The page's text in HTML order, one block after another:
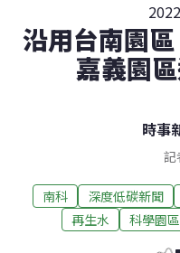
沿用台南園
嘉義園
時事
記
南科 深度低碳新聞
再生水
科學園區